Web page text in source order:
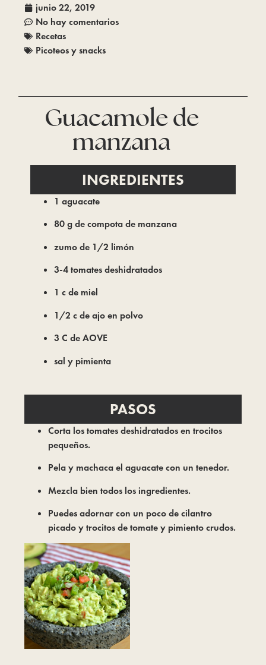
junio 22, 2019
No hay comentarios
Recetas
Picoteos y snacks
Guacamole de
manzana
INGREDIENTES
1 aguacate
80 g de compota de manzana
zumo de 1/2 limón
3-4 tomates deshidratados
1 c de miel
1/2 c de ajo en polvo
3 C de AOVE
sal y pimienta
PASOS
Corta los tomates deshidratados en trocitos
pequeños.
Pela y machaca el aguacate con un tenedor.
Mezcla bien todos los ingredientes.
Puedes adornar con un poco de cilantro
picado y trocitos de tomate y pimiento crudos.